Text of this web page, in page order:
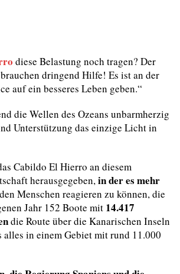
diese Belastung noch tragen? Der
dringend Hilfe! Es ist an der
auf ein besseres Leben geben.“
die Wellen des Ozeans unbarmherzig
Unterstützung das einzige Licht in
Cabildo El Hierro an diesem
herausgegeben,in der es mehr
Menschen reagieren zu können, die
Jahr 152 Boote mit 14.417
die Route über die Kanarischen Inseln
in einem Gebiet mit rund 11.000